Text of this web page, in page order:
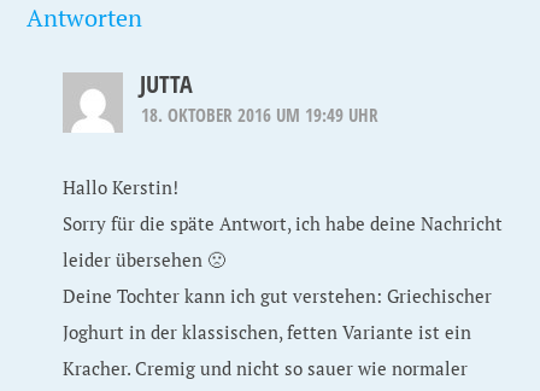
Antworten
JUTTA
18. OKTOBER 2016 UM 19:49 UHR
Hallo Kerstin!
Sorry für die späte Antwort, ich habe deine Nachricht
leider übersehen 🙁
Deine Tochter kann ich gut verstehen: Griechischer
Joghurt in der klassischen, fetten Variante ist ein
Kracher. Cremig und nicht so sauer wie normaler